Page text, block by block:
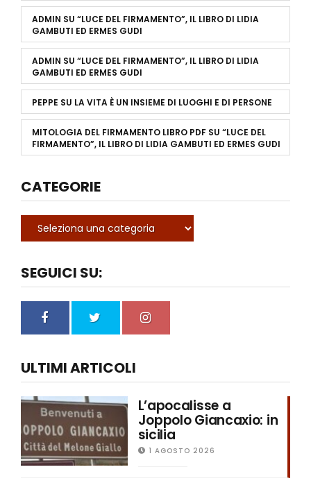
ADMIN SU “LUCE DEL FIRMAMENTO”, IL LIBRO DI LIDIA
GAMBUTI ED ERMES GUDI
ADMIN SU “LUCE DEL FIRMAMENTO”, IL LIBRO DI LIDIA
GAMBUTI ED ERMES GUDI
PEPPE SU LA VITA È UN INSIEME DI LUOGHI E DI PERSONE
MITOLOGIA DEL FIRMAMENTO LIBRO PDF SU “LUCE DEL
FIRMAMENTO”, IL LIBRO DI LIDIA GAMBUTI ED ERMES GUDI
CATEGORIE
SEGUICI SU:
ULTIMI ARTICOLI
L’apocalisse a
Joppolo Giancaxio: in
sicilia
1 AGOSTO 2026